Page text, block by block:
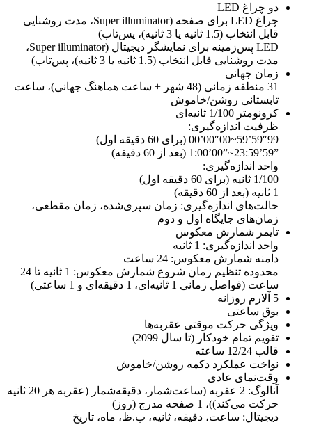
دو چراغ LED
چراغ LED برای صفحه (Super illuminator، مدت روشنایی
قابل انتخاب (1.5 ثانیه یا 3 ثانیه)، پس‌تاب)
LED پس‌زمینه برای نمایشگر دیجیتال (Super illuminator،
مدت روشنایی قابل انتخاب (1.5 ثانیه یا 3 ثانیه)، پس‌تاب)
زمان جهانی
31 منطقه زمانی (48 شهر + ساعت هماهنگ جهانی)، ساعت
تابستانی روشن/خاموش
کرونومتر 1/100 ثانیه‌ای
ظرفیت اندازه‌گیری:
‎00’00″00~59’59″99‎ (برای 60 دقیقه اول)
‎1:00’00”~23:59’59”‎ (بعد از 60 دقیقه)
واحد اندازه‌گیری:
1/100 ثانیه (برای 60 دقیقه اول)
1 ثانیه (بعد از 60 دقیقه)
حالت‌های اندازه‌گیری: زمان سپری‌شده، زمان مقطعی،
زمان‌های جایگاه اول و دوم
تایمر شمارش معکوس
واحد اندازه‌گیری: 1 ثانیه
دامنه شمارش معکوس: 24 ساعت
محدوده تنظیم زمان شروع شمارش معکوس: 1 ثانیه تا 24
ساعت (فواصل زمانی 1 ثانیه‌ای، 1 دقیقه‌ای و 1 ساعتی)
5 آلارم روزانه
بوق ساعتی
ویژگی حرکت موقتی عقربه‌ها
تقویم تمام خودکار (تا سال 2099)
قالب 12/24 ساعته
نواخت عملکرد دکمه روشن/خاموش
وقت‌نمای عادی
آنالوگ: 2 عقربه (ساعت‌شمار، دقیقه‌شمار (عقربه هر 20 ثانیه
حرکت می‌کند))، 1 صفحه مدرج (روز)
دیجیتال: ساعت، دقیقه، ثانیه، ب.ظ، ماه، تاریخ